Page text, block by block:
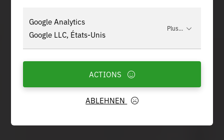
Google Analytics
Google LLC, États-Unis
Plus...
ABLEHNEN
ACTIONS